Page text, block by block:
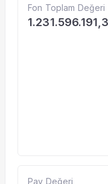
Fon Toplam Değeri
Pay Değeri